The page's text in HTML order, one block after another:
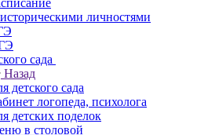
личностями
сада
Назад
детского сада
логопеда, психолога
детских поделок
в столовой